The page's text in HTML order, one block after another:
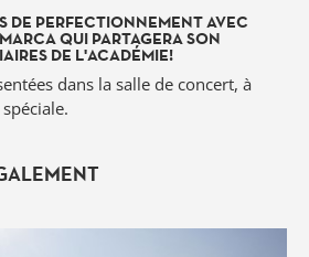
DE PERFECTIONNEMENT AVEC
QUI PARTAGERA SON
DE L'ACADÉMIE!
dans la salle de concert, à